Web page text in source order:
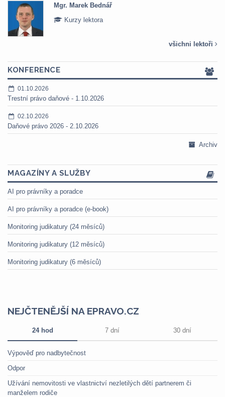
Mgr. Marek Bednář
Kurzy lektora
všichni lektoři
KONFERENCE
01.10.2026
Trestní právo daňové - 1.10.2026
02.10.2026
Daňové právo 2026 - 2.10.2026
Archiv
MAGAZÍNY A SLUŽBY
AI pro právníky a poradce
AI pro právníky a poradce (e-book)
Monitoring judikatury (24 měsíců)
Monitoring judikatury (12 měsíců)
Monitoring judikatury (6 měsíců)
NEJČTENĚJŠÍ NA EPRAVO.CZ
24 hod 7 dní 30 dní
Výpověď pro nadbytečnost
Odpor
Užívání nemovitosti ve vlastnictví nezletilých dětí partnerem či
manželem rodiče